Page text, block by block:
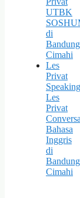
UTBK
di
Bandung
Cimahi
Les
Privat
Les
Privat
Bahasa
Inggris
di
Bandung
Cimahi